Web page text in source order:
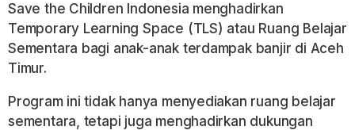
Save the Children Indonesia menghadirkan
Temporary Learning Space (TLS) atau Ruang Belajar
Sementara bagi anak-anak terdampak banjir di Aceh
Timur.
Program ini tidak hanya menyediakan ruang belajar
sementara, tetapi juga menghadirkan dukungan